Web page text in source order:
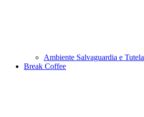
Ambiente Salvaguardia e Tutela
Break Coffee